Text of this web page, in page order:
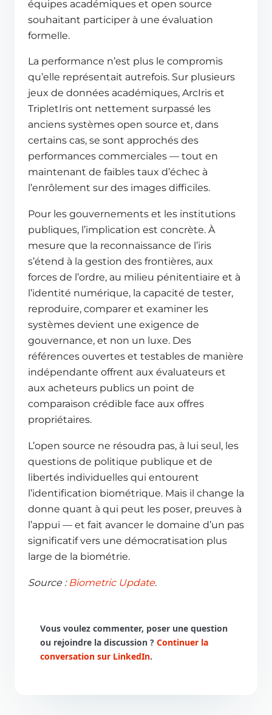
équipes académiques et open source
souhaitant participer à une évaluation
formelle.
La performance n’est plus le compromis
qu’elle représentait autrefois. Sur plusieurs
jeux de données académiques, ArcIris et
TripletIris ont nettement surpassé les
anciens systèmes open source et, dans
certains cas, se sont approchés des
performances commerciales — tout en
maintenant de faibles taux d’échec à
l’enrôlement sur des images difficiles.
Pour les gouvernements et les institutions
publiques, l’implication est concrète. À
mesure que la reconnaissance de l’iris
s’étend à la gestion des frontières, aux
forces de l’ordre, au milieu pénitentiaire et à
l’identité numérique, la capacité de tester,
reproduire, comparer et examiner les
systèmes devient une exigence de
gouvernance, et non un luxe. Des
références ouvertes et testables de manière
indépendante offrent aux évaluateurs et
aux acheteurs publics un point de
comparaison crédible face aux offres
propriétaires.
L’open source ne résoudra pas, à lui seul, les
questions de politique publique et de
libertés individuelles qui entourent
l’identification biométrique. Mais il change la
donne quant à qui peut les poser, preuves à
l’appui — et fait avancer le domaine d’un pas
significatif vers une démocratisation plus
large de la biométrie.
Source : Biometric Update.
Vous voulez commenter, poser une question
ou rejoindre la discussion ? Continuer la
conversation sur LinkedIn.